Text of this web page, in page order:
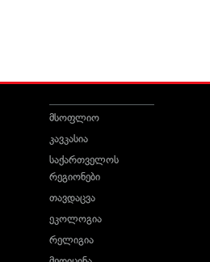
მსოფლიო
კავკასია
საქართველოს
რეგიონები
თავდაცვა
ეკოლოგია
რელიგია